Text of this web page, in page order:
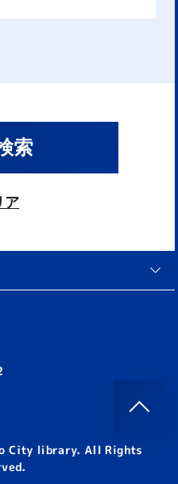
索
ア
City library. All Rights